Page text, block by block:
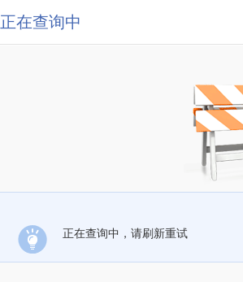
正在查询中
正在查询中，请刷新重试